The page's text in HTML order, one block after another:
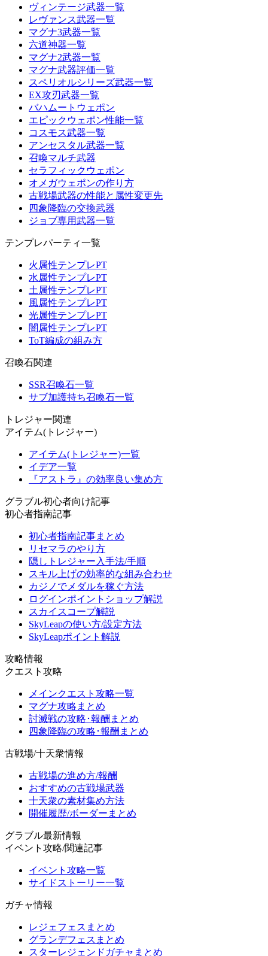
ヴィンテージ武器一覧
レヴァンス武器一覧
マグナ3武器一覧
六道神器一覧
マグナ2武器一覧
マグナ武器評価一覧
スペリオルシリーズ武器一覧
EX攻刃武器一覧
バハムートウェポン
エピックウェポン性能一覧
コスモス武器一覧
アンセスタル武器一覧
召喚マルチ武器
セラフィックウェポン
オメガウェポンの作り方
古戦場武器の性能と属性変更先
四象降臨の交換武器
ジョブ専用武器一覧
テンプレパーティ一覧
火属性テンプレPT
水属性テンプレPT
土属性テンプレPT
風属性テンプレPT
光属性テンプレPT
闇属性テンプレPT
ToT編成の組み方
召喚石関連
SSR召喚石一覧
サブ加護持ち召喚石一覧
トレジャー関連
アイテム(トレジャー)
アイテム(トレジャー)一覧
イデア一覧
『アストラ』の効率良い集め方
グラブル初心者向け記事
初心者指南記事
初心者指南記事まとめ
リセマラのやり方
隠しトレジャー入手法/手順
スキル上げの効率的な組み合わせ
カジノでメダルを稼ぐ方法
ログインポイントショップ解説
スカイスコープ解説
SkyLeapの使い方/設定方法
SkyLeapポイント解説
攻略情報
クエスト攻略
メインクエスト攻略一覧
マグナ攻略まとめ
討滅戦の攻略･報酬まとめ
四象降臨の攻略･報酬まとめ
古戦場/十天衆情報
古戦場の進め方/報酬
おすすめの古戦場武器
十天衆の素材集め方法
開催履歴/ボーダーまとめ
グラブル最新情報
イベント攻略/関連記事
イベント攻略一覧
サイドストーリー一覧
ガチャ情報
レジェフェスまとめ
グランデフェスまとめ
スターレジェンドガチャまとめ